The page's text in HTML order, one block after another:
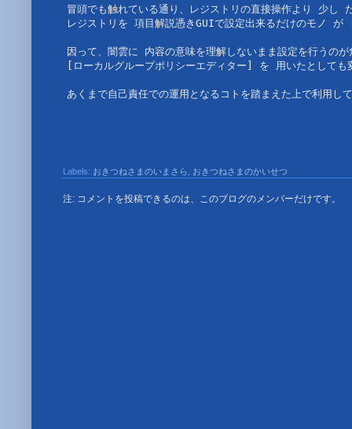
冒頭でも触れている通り、レジストリの直接操作より 少し
レジストリを 項目解説憑きGUIで設定出来るだけのモノ
因って、闇雲に 内容の意味を理解しないまま設定を行うの
[ローカルグループポリシーエディター] を 用いたとしても
Labels: おきつねさまのいまさら おきつねさまのかいせつ
注: コメントを投稿できるのは、このブログのメンバーだけです。